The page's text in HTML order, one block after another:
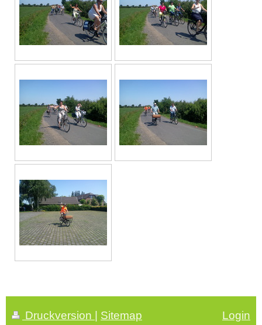
Druckversion | Sitemap
Login